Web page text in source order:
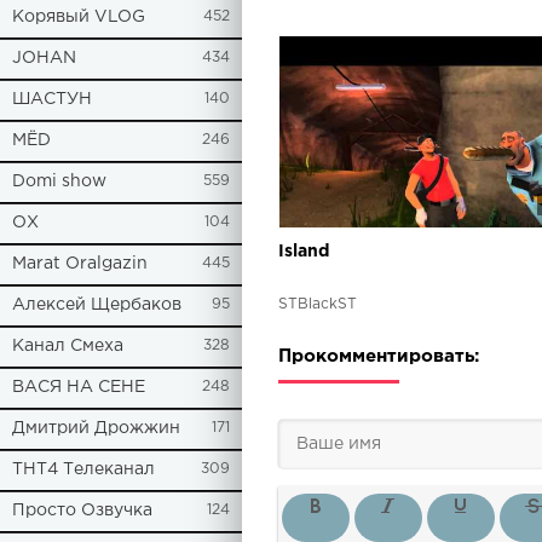
Корявый VLOG 452
JOHAN 434
ШАСТУН 140
МЁD 246
Domi show 559
ОХ 104
Marat Oralgazin 445
Алексей Щербаков 95
Канал Смеха 328
ВАСЯ НА СЕНЕ 248
Дмитрий Дрожжин 171
ТНТ4 Телеканал 309
Просто Озвучка 124
Island
STBlackST
Прокомментировать: